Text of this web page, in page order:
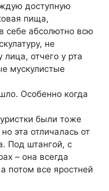
доступную
пища,
себе абсолютно всю
не
лица, отчего у рта
мускулистые
Особенно когда
были тоже
эта отличалась от
Под штангой, с
– она всегда
потом все яростней